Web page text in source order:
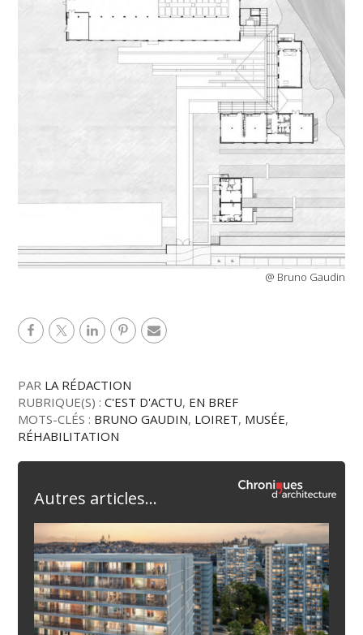
@ Bruno Gaudin
PAR LA RÉDACTION
RUBRIQUE(S) :C'EST D'ACTU, EN BREF
MOTS-CLÉS : BRUNO GAUDIN, LOIRET, MUSÉE,
RÉHABILITATION
Autres articles...